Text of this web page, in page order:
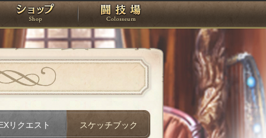
タジオ ショップ 闘技場
リクエスト スケッチブック